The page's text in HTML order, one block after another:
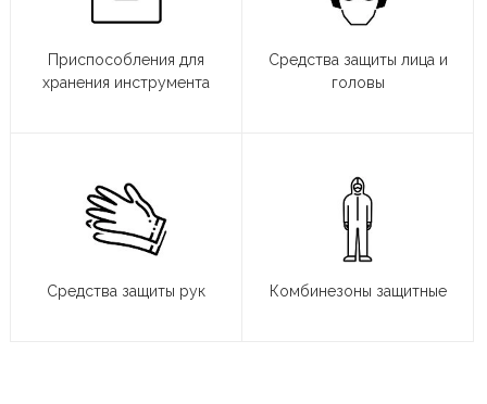
Приспособления для
хранения инструмента
Средства защиты лица и
головы
Средства защиты рук Комбинезоны защитные